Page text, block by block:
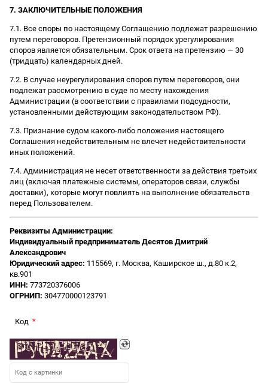
7. ЗАКЛЮЧИТЕЛЬНЫЕ ПОЛОЖЕНИЯ
7.1. Все споры по настоящему Соглашению подлежат разрешению
путем переговоров. Претензионный порядок урегулирования
споров является обязательным. Срок ответа на претензию — 30
(тридцать) календарных дней.
7.2. В случае неурегулирования споров путем переговоров, они
подлежат рассмотрению в суде по месту нахождения
Администрации (в соответствии с правилами подсудности,
установленными действующим законодательством РФ).
7.3. Признание судом какого-либо положения настоящего
Соглашения недействительным не влечет недействительности
иных положений.
7.4. Администрация не несет ответственности за действия третьих
лиц (включая платежные системы, операторов связи, службы
доставки), которые могут повлиять на выполнение обязательств
перед Пользователем.
Реквизиты Администрации:
Индивидуальный предприниматель Десятов Дмитрий
Александрович
Юридический адрес: 115569, г. Москва, Каширское ш., д.80 к.2,
кв.901
ИНН: 773720376006
ОГРНИП: 304770000123791
Код